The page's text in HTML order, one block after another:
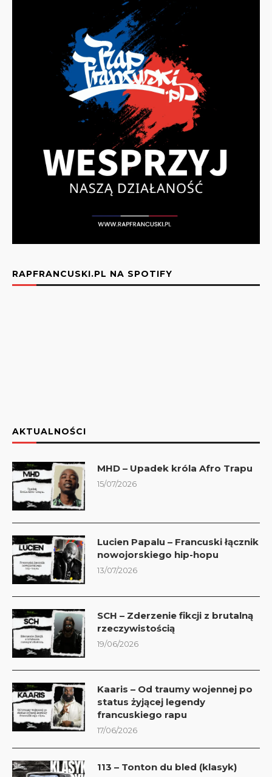
RAPFRANCUSKI.PL NA SPOTIFY
AKTUALNOŚCI
MHD – Upadek króla Afro Trapu
15/07/2026
Lucien Papalu – Francuski łącznik
nowojorskiego hip-hopu
13/07/2026
SCH – Zderzenie fikcji z brutalną
rzeczywistością
19/06/2026
Kaaris – Od traumy wojennej po
status żyjącej legendy
francuskiego rapu
17/06/2026
113 – Tonton du bled (klasyk)